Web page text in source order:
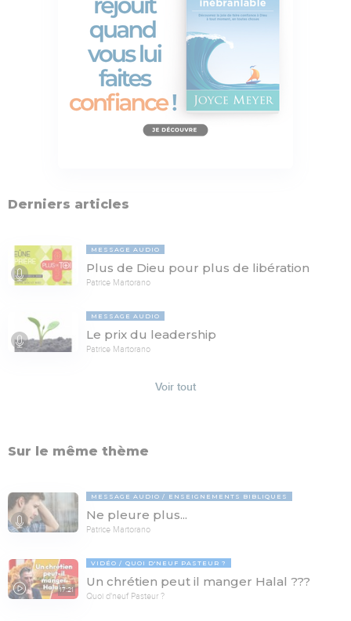
Derniers articles
MESSAGE AUDIO
Plus de Dieu pour plus de libération
Patrice Martorano
MESSAGE AUDIO
Le prix du leadership
Patrice Martorano
Voir tout
Sur le même thème
MESSAGE AUDIO ENSEIGNEMENTS BIBLIQUES
Ne pleure plus...
Patrice Martorano
17:21
VIDÉO QUOI D'NEUF PASTEUR ?
Un chrétien peut il manger Halal ???
Quoi d'neuf Pasteur ?